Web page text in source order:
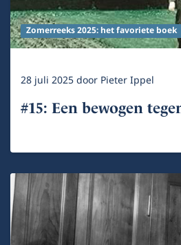
Zomerreeks 2025: het favoriete boek
28 juli 2025door Pieter Ippel
#15: Een bewogen